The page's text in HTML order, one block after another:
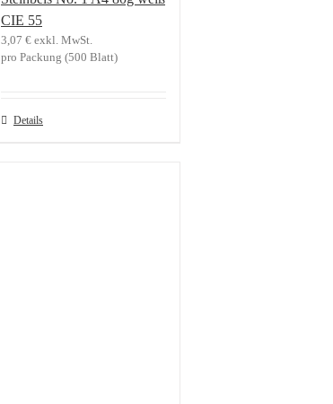
CIE 55
3,07 € exkl. MwSt.
pro Packung (500 Blatt)
Details